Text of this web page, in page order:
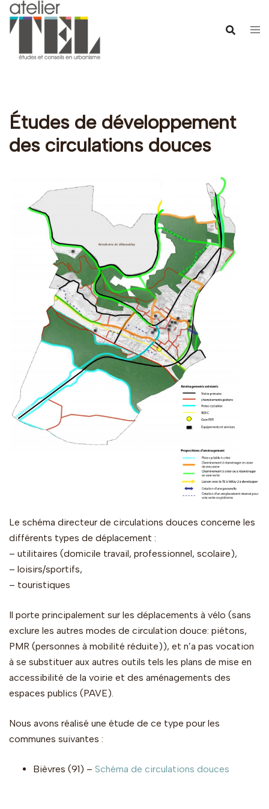
Aller
Études de développement
des circulations douces
Le schéma directeur de circulations douces concerne les
différents types de déplacement :
– utilitaires (domicile travail, professionnel, scolaire),
– loisirs/sportifs,
– touristiques
Il porte principalement sur les déplacements à vélo (sans
exclure les autres modes de circulation douce: piétons,
PMR (personnes à mobilité réduite)), et n’a pas vocation
à se substituer aux autres outils tels les plans de mise en
accessibilité de la voirie et des aménagements des
espaces publics (PAVE).
Nous avons réalisé une étude de ce type pour les
communes suivantes :
Bièvres (91) – Schéma de circulations douces